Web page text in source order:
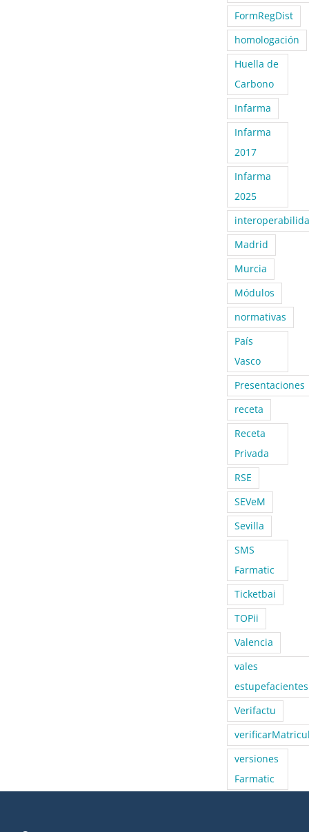
FormRegDist
homologación
Huella de
Carbono
Infarma
Infarma
2017
Infarma
2025
Madrid
Murcia
Módulos
normativas
País
Vasco
Presentaciones
receta
Receta
Privada
RSE
SEVeM
Sevilla
SMS
Farmatic
Ticketbai
TOPii
Valencia
vales
estupefacientes
Verifactu
versiones
Farmatic